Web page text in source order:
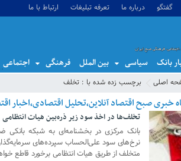
گفتگو درباره ما تعرفه تبلیغات ارتباط با ما
بانک سیاسی بین الملل فرهنگی اجتماعی
اصلی برچسب زده شده با : تخلف
تخلف‌ها در اخذ سود زیر ذره‌بین هیات انتظامی
بانک مرکزی در بخشنامه‌ای به شبکه بانکی
نرخ‌های سود علی‌الحساب سپرده‌های
متخلف از طریق هیات انتظامی برخورد قاطع